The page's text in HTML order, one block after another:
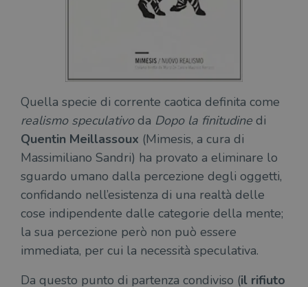
Quella specie di corrente caotica definita come
realismo speculativoda Dopo la finitudine di
Quentin Meillassoux (Mimesis, a cura di
Massimiliano Sandri) ha provato a eliminare lo
sguardo umano dalla percezione degli oggetti,
confidando nell’esistenza di una realtà delle
cose indipendente dalle categorie della mente;
la sua percezione però non può essere
immediata, per cui la necessità speculativa.
Da questo punto di partenza condiviso (il rifiuto